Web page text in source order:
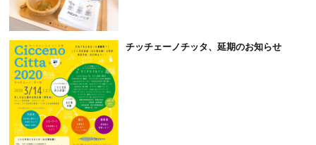
チッチェーノチッタ、延期のお知らせ